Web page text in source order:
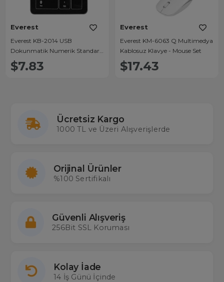
Everest
Everest KB-2014 USB
Dokunmatik Numerik Standart
Klavye
$7.83
Everest
Everest KM-6063 Q Multimedya
Kablosuz Klavye - Mouse Set
$17.43
Ücretsiz Kargo
1000 TL ve Üzeri Alışverişlerde
Orijinal Ürünler
%100 Sertifikalı
Güvenli Alışveriş
256Bit SSL Koruması
Kolay İade
14 İş Günü İçinde